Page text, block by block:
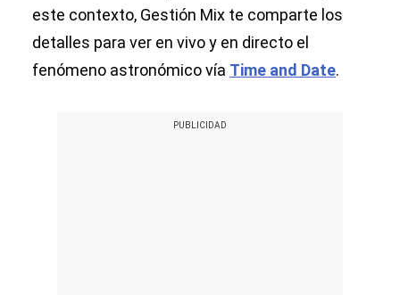
este contexto, Gestión Mix te comparte los
detalles para ver en vivo y en directo el
fenómeno astronómico vía Time and Date.